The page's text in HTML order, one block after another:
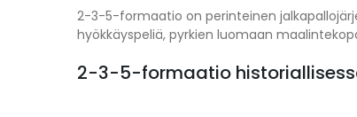
2-3-5-formaatio on perinteinen
hyökkäyspeliä, pyrkien luomaan
2-3-5-formaatio